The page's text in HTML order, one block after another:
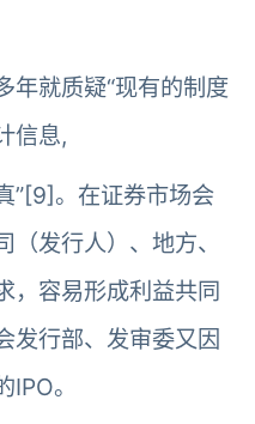
年就质疑“现有的制度
信息,
”[9]。在证券市场会
发行人）、地方、
，容易形成利益共同
发行部、发审委又因
。